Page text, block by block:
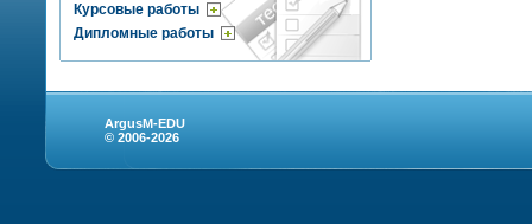
Курсовые работы
Дипломные работы
ArgusM-EDU
© 2006-2026